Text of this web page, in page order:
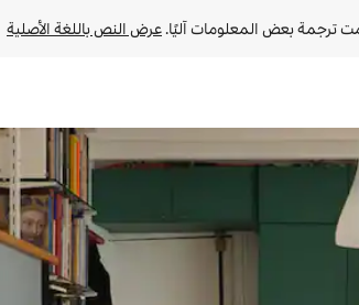
ترجمة بعض المعلومات آليًا. عرض النص باللغة الأصلية